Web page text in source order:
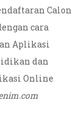
Calon
cara
Aplikasi
dan
Online